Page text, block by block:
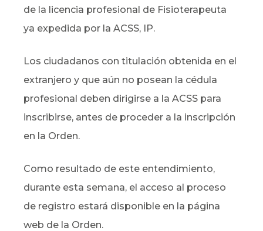
de la licencia profesional de Fisioterapeuta
ya expedida por la ACSS, IP.
Los ciudadanos con titulación obtenida en el
extranjero y que aún no posean la cédula
profesional deben dirigirse a la ACSS para
inscribirse, antes de proceder a la inscripción
en la Orden.
Como resultado de este entendimiento,
durante esta semana, el acceso al proceso
de registro estará disponible en la página
web de la Orden.